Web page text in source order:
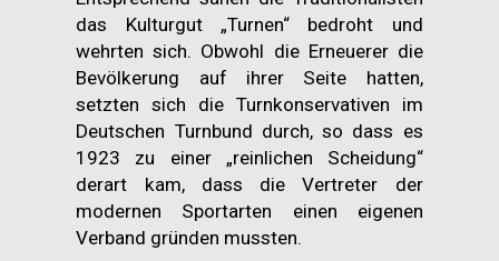
das Kulturgut „Turnen“ bedroht und
wehrten sich. Obwohl die Erneuerer die
Bevölkerung auf ihrer Seite hatten,
setzten sich die Turnkonservativen im
Deutschen Turnbund durch, so dass es
1923 zu einer „reinlichen Scheidung“
derart kam, dass die Vertreter der
modernen Sportarten einen eigenen
Verband gründen mussten.